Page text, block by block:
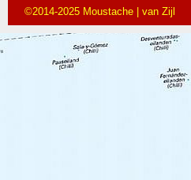
©2014-2025 Moustache | van Zijl